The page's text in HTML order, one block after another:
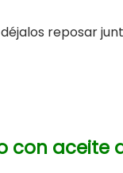
reposar
con aceite